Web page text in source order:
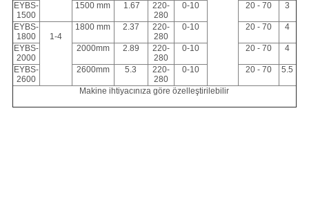
EYBS-
1500
1500 mm 1.67
220-
280
0-10 20 - 70 3
EYBS-
1800
1-4
1800 mm 2.37
220-
280
0-10 20 - 70 4
EYBS-
2000
2000mm 2.89
220-
280
0-10 20 - 70 4
EYBS-
2600
2600mm 5.3
220-
280
0-10 20 - 70 5.5
Makine ihtiyacınıza göre özelleştirilebilir